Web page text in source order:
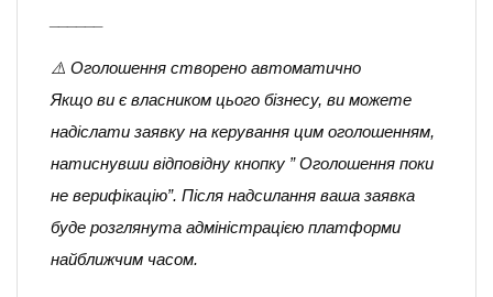
⚠️ Оголошення створено автоматично
Якщо ви є власником цього бізнесу, ви можете
надіслати заявку на керування цим оголошенням,
натиснувши відповідну кнопку ” Оголошення поки
не верифікацію”. Після надсилання ваша заявка
буде розглянута адміністрацією платформи
найближчим часом.